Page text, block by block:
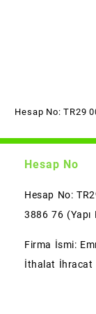
Hesap No: TR29
Hesap No
Hesap No:
3886 76 (Yapı
Firma İsmi:
İthalat İhracat